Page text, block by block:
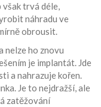
trvá déle,
náhradu ve
obrousit.
nelze ho znovu
je implantát. Jde
a nahrazuje kořen.
Je to nejdražší, ale
zatěžování